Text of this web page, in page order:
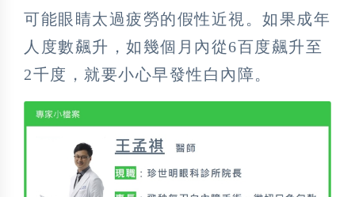
可能眼睛太過疲勞的假性近視。如果成年
人度數飆升，如幾個月內從6百度飆升至
2千度，就要小心早發性白內障。